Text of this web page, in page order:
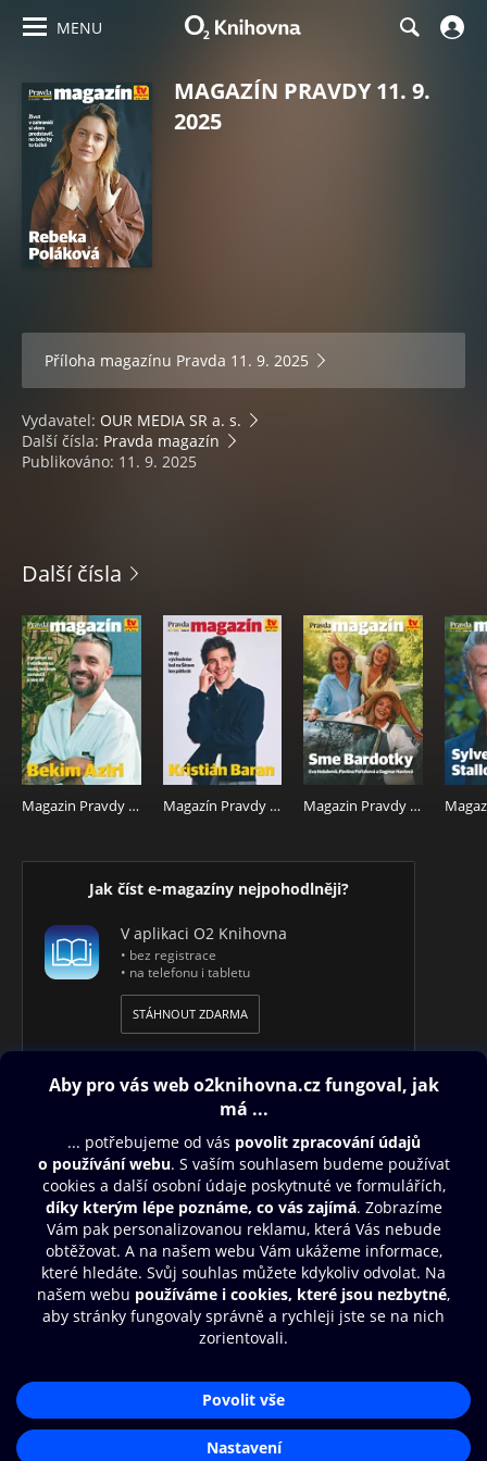
MENU
MAGAZÍN PRAVDY 11. 9.
2025
Příloha magazínu Pravda 11. 9. 2025
Vydavatel: OUR MEDIA SR a. s.
Další čísla: Pravda magazín
Publikováno: 11. 9. 2025
Další čísla
Magazin Pravdy 6. 8. 2026 Magazín Pravdy 30. 7. 2026 Magazin Pravdy 23.7. 2026
Jak číst e-magazíny nejpohodlněji?
V aplikaci O2 Knihovna
• bez registrace
• na telefonu i tabletu
STÁHNOUT ZDARMA
Obsah ke stažení
Moje O2 Knihovna
Další zábava
© O2 Czech Republic a.s.
Zásady zpracování osobních údajůAplikace O2 Knihovna
Čti a poslouchej své e-knihy a